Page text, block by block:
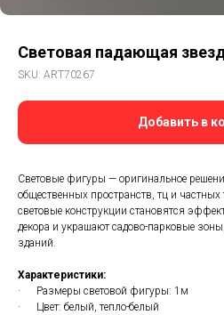
Световая падающая
SKU: ART70267
Добавить в
Световые фигуры — оригинальное
общественных пространств, тц и
световые конструкции становятся
декора и украшают садово-парковые
зданий.
Характеристики:
· Размеры световой фигуры: 1м
· Цвет: белый, тепло-белый